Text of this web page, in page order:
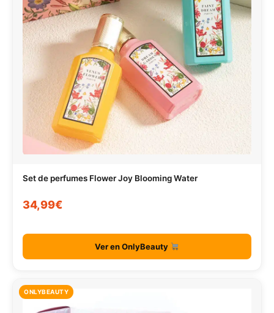
Set de perfumes Flower Joy Blooming Water
34,99€
Ver en OnlyBeauty
ONLYBEAUTY